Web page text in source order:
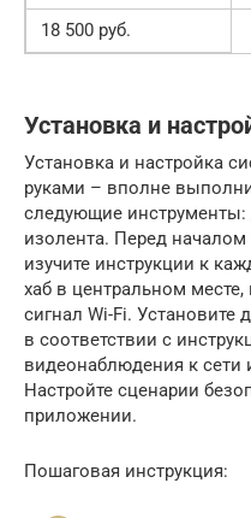
18 500 руб.
Установка и
Установка и настройка
руками – вполне
следующие инструменты:
изолента. Перед
изучите инструкции к
хаб в центральном
сигнал Wi-Fi. Установите
в соответствии с
видеонаблюдения к сети
Настройте сценарии
приложении.
Пошаговая инструкция: